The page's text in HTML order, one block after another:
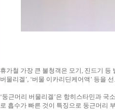
휴가철 가장 큰 불청객은 모기, 진드기 등
버물리겔’, ‘버물 이카리딘케어액’ 등을
‘둥근머리 버물리겔’은 항히스타민과 국
로 흡수가 빠른 것이 특징으로 둥근머리